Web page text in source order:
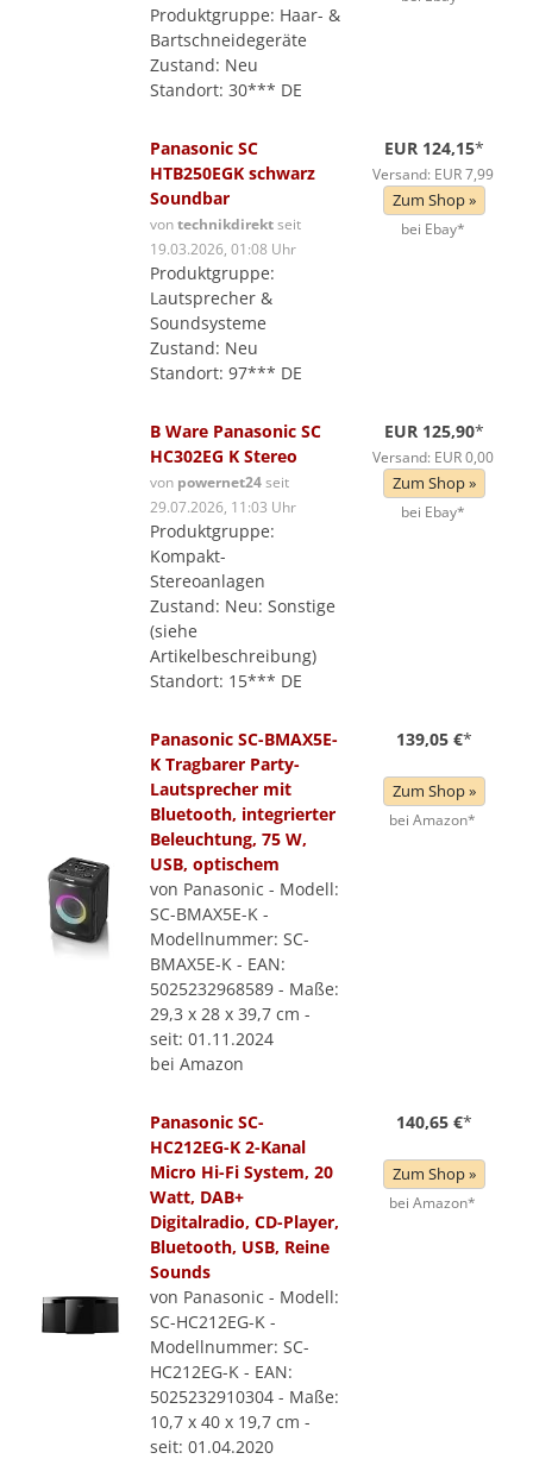
Produktgruppe: Haar- &
Bartschneidegeräte
Zustand: Neu
Standort: 30*** DE
Panasonic SC
HTB250EGK schwarz
Soundbar
vontechnikdirektseit
19.03.2026, 01:08 Uhr
Produktgruppe:
Lautsprecher &
Soundsysteme
Zustand: Neu
Standort: 97*** DE
EUR 124,15*
Versand: EUR 7,99
Zum Shop »
bei Ebay*
B Ware Panasonic SC
HC302EG K Stereo
von powernet24seit
29.07.2026, 11:03 Uhr
Produktgruppe:
Kompakt-
Stereoanlagen
Zustand: Neu: Sonstige
(siehe
Artikelbeschreibung)
Standort: 15*** DE
EUR 125,90*
Versand: EUR 0,00
Zum Shop »
bei Ebay*
Panasonic SC-BMAX5E-
K Tragbarer Party-
Lautsprecher mit
Bluetooth, integrierter
Beleuchtung, 75 W,
USB, optischem
von Panasonic - Modell:
SC-BMAX5E-K -
Modellnummer: SC-
BMAX5E-K - EAN:
5025232968589 - Maße:
29,3 x 28 x 39,7 cm -
seit: 01.11.2024
bei Amazon
139,05 €*
Zum Shop »
bei Amazon*
Panasonic SC-
HC212EG-K 2-Kanal
Micro Hi-Fi System, 20
Watt, DAB+
Digitalradio, CD-Player,
Bluetooth, USB, Reine
Sounds
von Panasonic - Modell:
SC-HC212EG-K -
Modellnummer: SC-
HC212EG-K - EAN:
5025232910304 - Maße:
10,7 x 40 x 19,7 cm -
seit: 01.04.2020
140,65 €*
Zum Shop »
bei Amazon*